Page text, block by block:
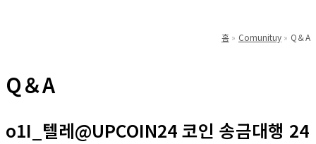
홈 Comunituy Q＆A
Q＆A
o1I_텔레@UPCOIN24 코인 송금대행 24